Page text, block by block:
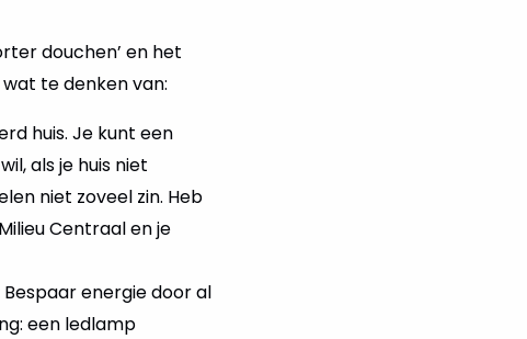
douchen’ en het
te denken van:
huis. Je kunt een
als je huis niet
niet zoveel zin. Heb
Centraal en je
Bespaar energie door al
een ledlamp